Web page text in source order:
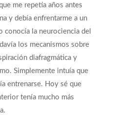
me repetía años antes
y debía enfrentarme a un
conocía la neurociencia del
los mecanismos sobre
diafragmática y
Simplemente intuía que
entrenarse. Hoy sé que
tenía mucho más